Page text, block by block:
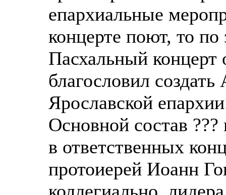
епархиальные
концерте поют, то
Пасхальный
благословил
Ярославской
Основной состав
в ответственных
протоиерей Иоанн